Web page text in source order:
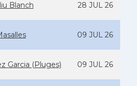
Blanch 28 JUL 26
09 JUL 26
Garcia (Pluges) 09 JUL 26